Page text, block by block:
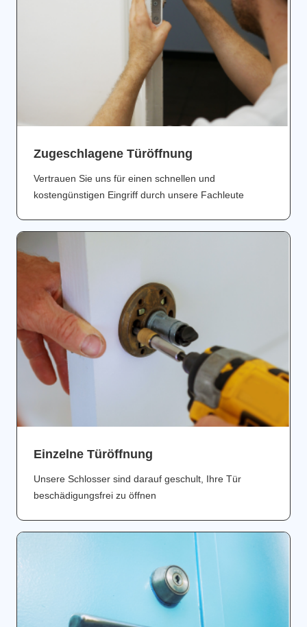
Zugeschlagene Türöffnung
Vertrauen Sie uns für einen schnellen und
kostengünstigen Eingriff durch unsere Fachleute
Einzelne Türöffnung
Unsere Schlosser sind darauf geschult, Ihre Tür
beschädigungsfrei zu öffnen